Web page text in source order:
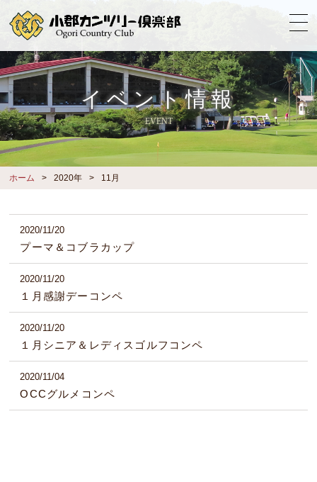
イベント情報
EVENT
ホーム 2020年 11月
2020/11/20
プーマ＆コブラカップ
2020/11/20
１月感謝デーコンペ
2020/11/20
１月シニア＆レディスゴルフコンペ
2020/11/04
OCCグルメコンペ